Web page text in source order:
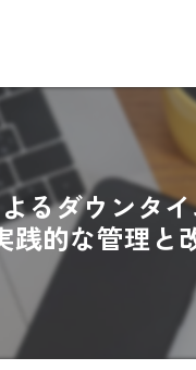
るダウンタ
践的な管理と